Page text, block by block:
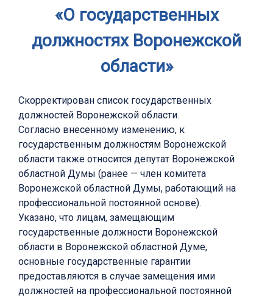
«О государственных
должностях Воронежской
области»
Скорректирован список государственных
должностей Воронежской области.
Согласно внесенному изменению, к
государственным должностям Воронежской
области также относится депутат Воронежской
областной Думы (ранее — член комитета
Воронежской областной Думы, работающий на
профессиональной постоянной основе).
Указано, что лицам, замещающим
государственные должности Воронежской
области в Воронежской областной Думе,
основные государственные гарантии
предоставляются в случае замещения ими
должностей на профессиональной постоянной